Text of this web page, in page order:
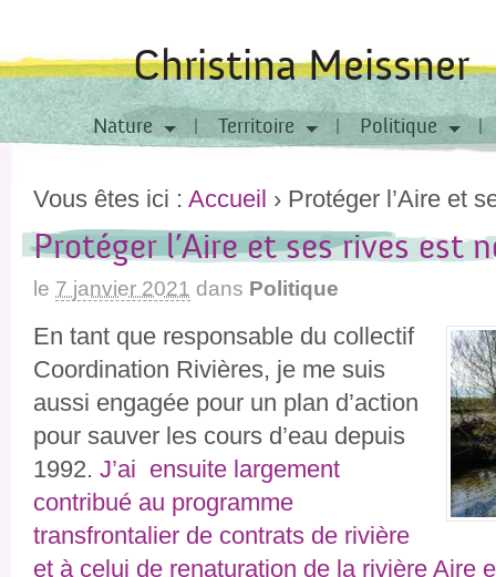
Christina Meissner
Nature Territoire Politique
Vous êtes ici : Accueil › Protéger l’Aire et
Protéger l’Aire et ses rives est
le 7 janvier 2021 dans Politique
En tant que responsable du collectif
Coordination Rivières, je me suis
aussi engagée pour un plan d’action
pour sauver les cours d’eau depuis
1992. J’ai ensuite largement
contribué au programme
transfrontalier de contrats de rivière
et à celui de renaturation de la rivière Aire